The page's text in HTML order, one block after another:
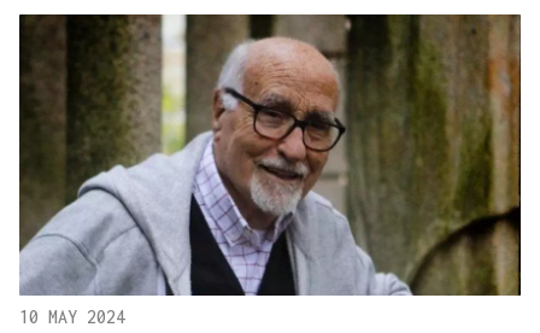
10 MAY 2024